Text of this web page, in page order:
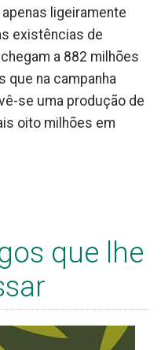
ligeiramente
existências de
a 882 milhões
que na campanha
se uma produção de
oito milhões em
que lhe